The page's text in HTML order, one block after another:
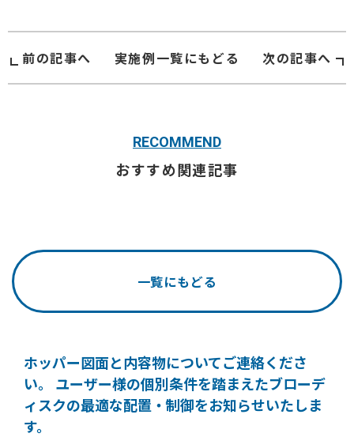
前の記事へ 実施例一覧にもどる 次の記事へ
RECOMMEND
おすすめ関連記事
一覧にもどる
ホッパー図面と内容物についてご連絡くださ
い。
ユーザー様の個別条件を踏まえたブローデ
ィスクの最適な配置・制御をお知らせいたしま
す。